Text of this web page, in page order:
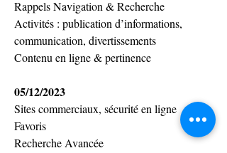
Rappels Navigation & Recherche
Activités : publication d’informations,
communication, divertissements
Contenu en ligne & pertinence
05/12/2023
Sites commerciaux, sécurité en ligne
Favoris
Recherche Avancée